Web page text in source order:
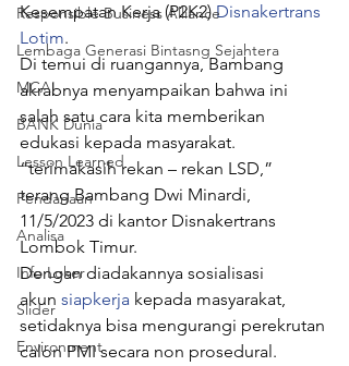
Responsible Business Alliance
Lembaga Generasi Bintasng Sejahtera
MCAI
BANK Dunia
Lesson Learned
Pendanaan
Analisa
Info Loker
Slider
Environment
Kesempatan Kerja (P2K2) Disnakertrans
Lotim.
Di temui di ruangannya, Bambang
akrabnya menyampaikan bahwa ini
salah satu cara kita memberikan
edukasi kepada masyarakat.
“terimakasih rekan – rekan LSD,”
terang Bambang Dwi Minardi,
11/5/2023 di kantor Disnakertrans
Lombok Timur.
Dengan diadakannya sosialisasi
akun siapkerja kepada masyarakat,
setidaknya bisa mengurangi perekrutan
calon PMI secara non prosedural.